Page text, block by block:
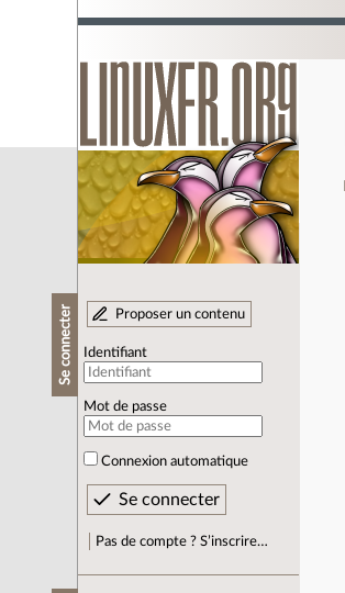
Se connecter Proposer un contenu
Identifiant
Mot de passe
Connexion automatique
Pas de compte ? S’inscrire…